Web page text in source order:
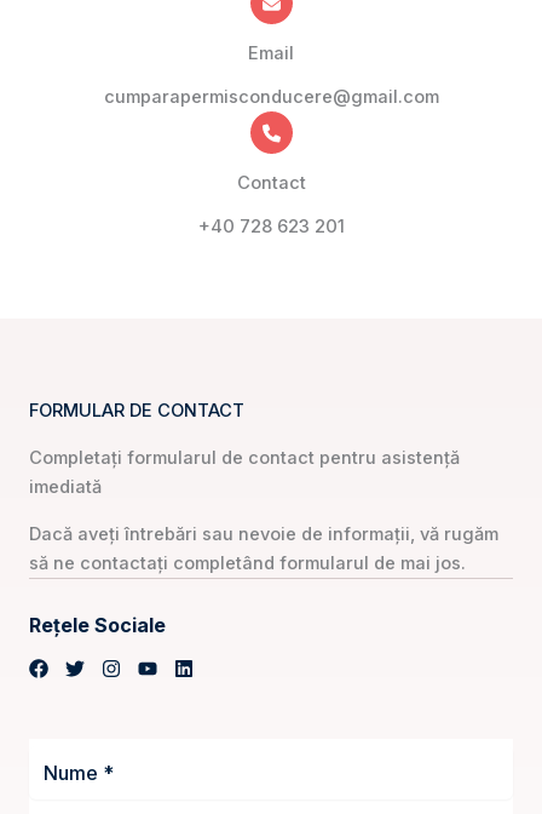
Email
cumparapermisconducere@gmail.com
Contact
+40 728 623 201
FORMULAR DE CONTACT
Completați formularul de contact pentru asistență
imediată
Dacă aveți întrebări sau nevoie de informații, vă rugăm
să ne contactați completând formularul de mai jos.
Rețele Sociale